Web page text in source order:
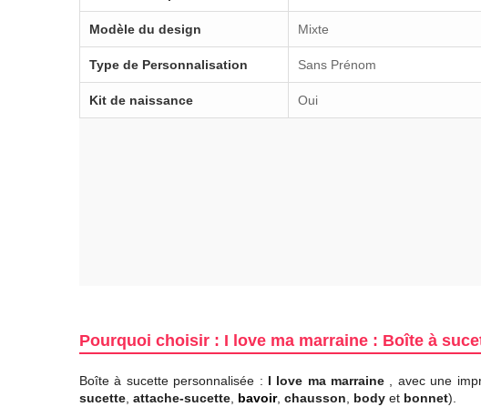
Modèle du design Mixte
Type de Personnalisation Sans Prénom
Kit de naissance Oui
Pourquoi choisir : I love ma marraine : Boîte à
Boîte à sucette personnalisée : I love ma marraine
, avec une
sucette attache-sucette bavoir, chausson body et bonnet).